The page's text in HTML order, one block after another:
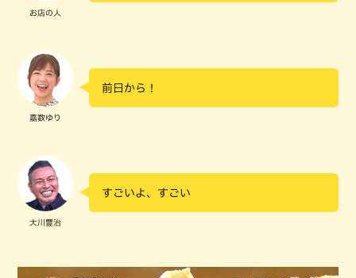
お店の人
嘉数ゆり
前日から！
大川豊治
すごいよ、すごい